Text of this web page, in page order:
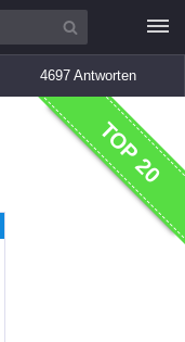
4697 Antworten
TOP 20